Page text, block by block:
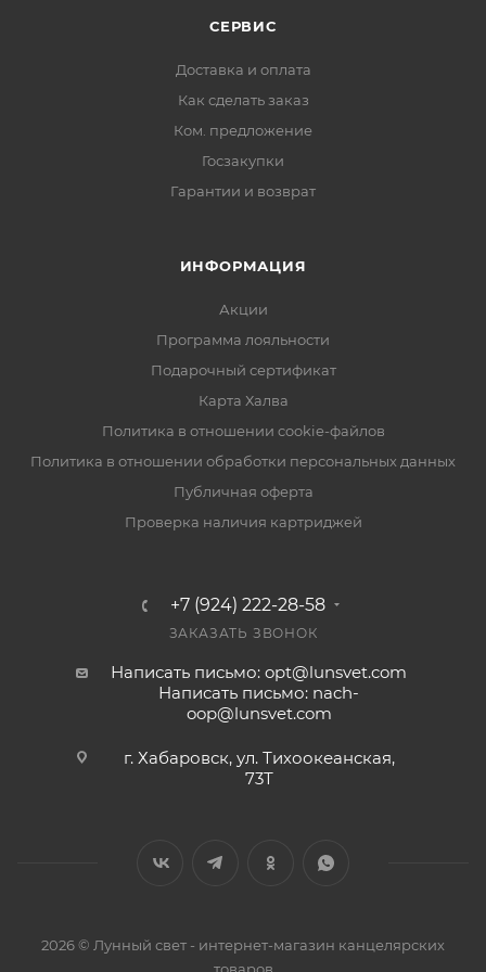
использования. После снятия татуировки промойте
Набор рекомендован для детей от 6 лет.
СЕРВИС
Доставка и оплата
Как сделать заказ
Ком. предложение
Госзакупки
Гарантии и возврат
ИНФОРМАЦИЯ
Акции
Программа лояльности
Подарочный сертификат
Карта Халва
Политика в отношении cookie-файлов
Политика в отношении обработки персональных данных
Публичная оферта
Проверка наличия картриджей
+7 (924) 222-28-58
ЗАКАЗАТЬ ЗВОНОК
Написать письмо: opt@lunsvet.com
Написать письмо: nach-
oop@lunsvet.com
г. Хабаровск, ул. Тихоокеанская,
73Т
2026 © Лунный свет - интернет-магазин канцелярских